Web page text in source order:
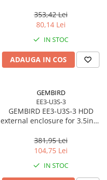
353,42 Lei
80,14 Lei
IN STOC
ADAUGA IN COS
GEMBIRD
EE3-U3S-3
GEMBIRD EE3-U3S-3 HDD
external enclosure for 3.5inch
Black
381,95 Lei
104,75 Lei
IN STOC